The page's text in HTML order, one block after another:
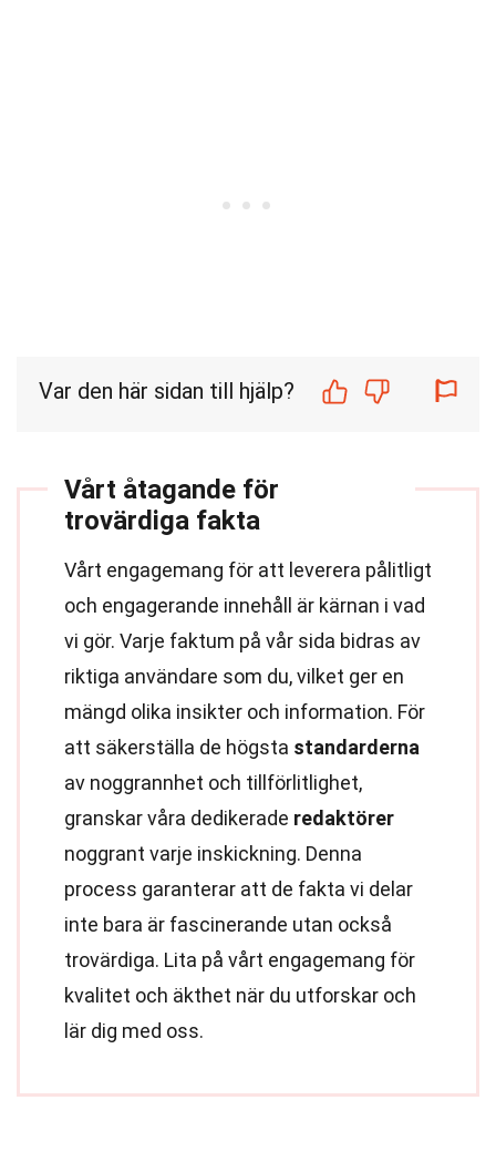
Var den här sidan till hjälp?
Vårt åtagande för
trovärdiga fakta
Vårt engagemang för att leverera pålitligt
och engagerande innehåll är kärnan i vad
vi gör. Varje faktum på vår sida bidras av
riktiga användare som du, vilket ger en
mängd olika insikter och information. För
att säkerställa de högsta standarderna
av noggrannhet och tillförlitlighet,
granskar våra dedikerade redaktörer
noggrant varje inskickning. Denna
process garanterar att de fakta vi delar
inte bara är fascinerande utan också
trovärdiga. Lita på vårt engagemang för
kvalitet och äkthet när du utforskar och
lär dig med oss.